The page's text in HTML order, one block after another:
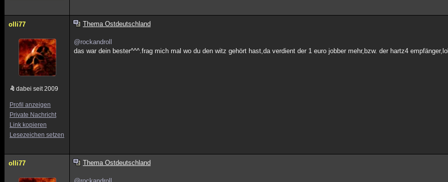
olli77
dabei seit 2009
Profil anzeigen
Private Nachricht
Link kopieren
Lesezeichen setzen
Thema Ostdeutschland
@rockandroll
das war dein bester^^^.frag mich mal wo du den witz gehört hast,da verdient der 1 euro jobber mehr,bzw. der hartz4 empfänger,lol
olli77 Thema Ostdeutschland